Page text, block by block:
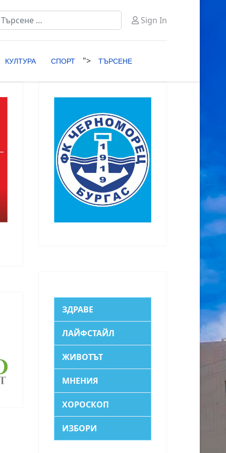
Sign In
КУЛТУРА СПОРТ "> ТЪРСЕНЕ
ЗДРАВЕ
ЛАЙФСТАЙЛ
ЖИВОТЪТ
МНЕНИЯ
ХОРОСКОП
ИЗБОРИ